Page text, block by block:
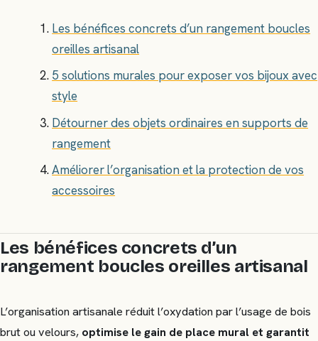
Les bénéfices concrets d’un rangement boucles
oreilles artisanal
5 solutions murales pour exposer vos bijoux avec
style
Détourner des objets ordinaires en supports de
rangement
Améliorer l’organisation et la protection de vos
accessoires
Les bénéfices concrets d’un
rangement boucles oreilles artisanal
L’organisation artisanale réduit l’oxydation par l’usage de bois
brut ou velours, optimise le gain de place mural et garantit